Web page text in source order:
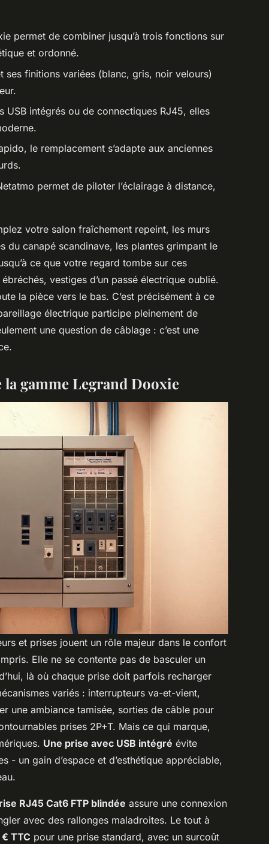
permet de combiner jusqu’à trois fonctions sur
et ordonné.
ses finitions variées (blanc, gris, noir velours)
USB intégrés ou de connectiques RJ45, elles
le remplacement s’adapte aux anciennes
permet de piloter l’éclairage à distance,
votre salon fraîchement repeint, les murs
du canapé scandinave, les plantes grimpant le
ce que votre regard tombe sur ces
vestiges d’un passé électrique oublié.
la pièce vers le bas. C’est précisément à ce
électrique participe pleinement de
une question de câblage : c’est une
gamme Legrand Dooxie
et prises jouent un rôle majeur dans le confort
Elle ne se contente pas de basculer un
là où chaque prise doit parfois recharger
variés : interrupteurs va-et-vient,
une ambiance tamisée, sorties de câble pour
prises 2P+T. Mais ce qui marque,
Une prise avec USB intégré évite
- un gain d’espace et d’esthétique appréciable,
RJ45 Cat6 FTP blindée assure une connexion
avec des rallonges maladroites. Le tout à
€ TTC pour une prise standard, avec un surcoût